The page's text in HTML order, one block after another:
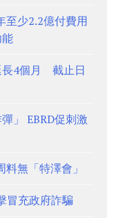
至少2.2億付費用
長4個月 截止日
」 EBRD促刺激
無「特澤會」
冒充政府詐騙